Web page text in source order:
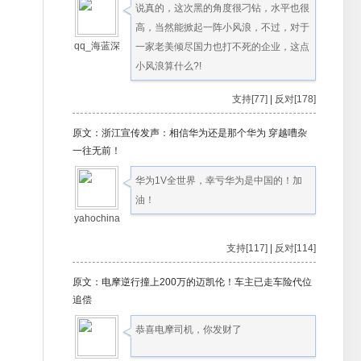
qq_海蓝深
说真的，这次黑的角度很刁钻，水平也很
高，当然能掀起一阵小风浪，不过，对于
一家老美倾尽国力也打不死的企业，这点
小风浪算什么?!
支持[77] 反对[178]
原文：浙江宣传发声：相信华为还是那个华为 穿越嘈杂
一往无前！
yahochina
华为1V全世界，幸亏华为是中国的！加
油！
支持[117] 反对[114]
原文：电摩逆行撞上200万的迈凯伦！车主已走车险代位
追偿
恭喜电摩司机，你发财了